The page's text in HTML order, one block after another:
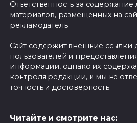
Ответственность за
материалов, размещенных на
рекламодатель.
Сайт содержит внешние ссылки
пользователей и
информации, однако их
контроля редакции, и мы не
точность и достоверность.
Читайте и смотрите нас: